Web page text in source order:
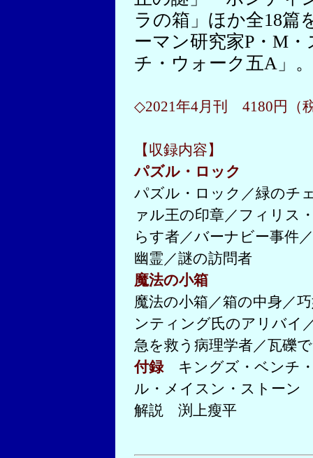
ラの箱」ほか全18篇
ーマン研究家P・M
チ・ウォーク五A」。
◇2021年4月刊 4180円（
【収録内容】
パズル・ロック
パズル・ロック／緑のチ
ァル王の印章／フィリス
らす者／バーナビー事件
幽霊／謎の訪問者
魔法の小箱
魔法の小箱／箱の中身／
ンティング氏のアリバイ
急を救う病理学者／瓦礫
付録キングズ・ベンチ
ル・メイスン・ストーン
解説 渕上瘦平